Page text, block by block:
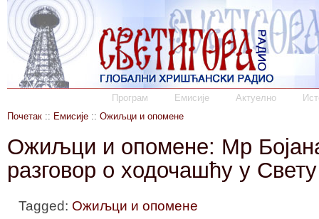
Програм Емисије Актуелно
Почетак :: Емисије :: Ожиљци и опомене
Ожиљци и опомене: Мр
разговор о ходочашћу у
Tagged: Ожиљци и опомене